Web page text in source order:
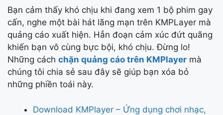
Bạn cảm thấy khó chịu khi đang xem 1 bộ phim gay
cấn, nghe một bài hát lãng mạn trên KMPLayer mà
quảng cáo xuất hiện. Hẳn đoạn cảm xúc đứt quãng
khiến bạn vô cùng bực bội, khó chịu. Đừng lo!
Những cách chặn quảng cáo trên KMPlayer mà
chúng tôi chia sẻ sau đây sẽ giúp bạn xóa bỏ
những phiền toái này.
Download KMPlayer – Ứng dụng chơi nhạc,